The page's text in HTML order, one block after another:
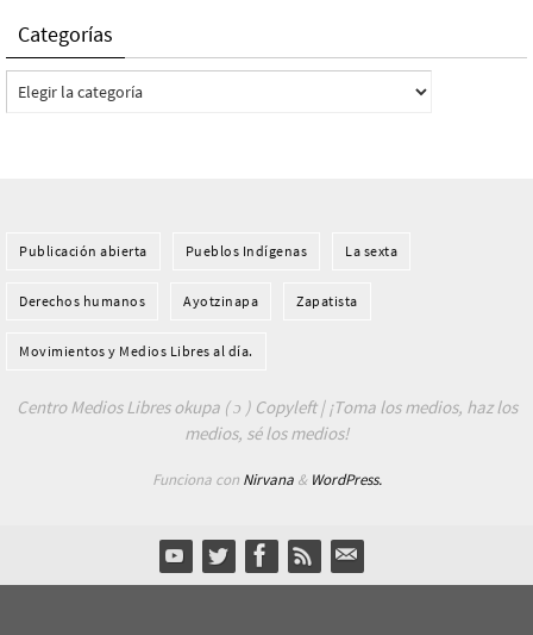
Categorías
Categorías
Publicación abierta Pueblos Indí­genas La sexta
Derechos humanos Ayotzinapa Zapatista
Movimientos y Medios Libres al día.
Centro Medios Libres okupa ( ɔ ) Copyleft | ¡Toma los medios, haz los
medios, sé los medios!
Funciona con Nirvana& WordPress.